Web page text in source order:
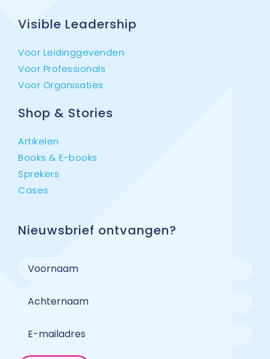
Visible Leadership
Voor Leidinggevenden
Voor Professionals
Voor Organisaties
Shop & Stories
Artikelen
Books & E-books
Sprekers
Cases
Nieuwsbrief ontvangen?